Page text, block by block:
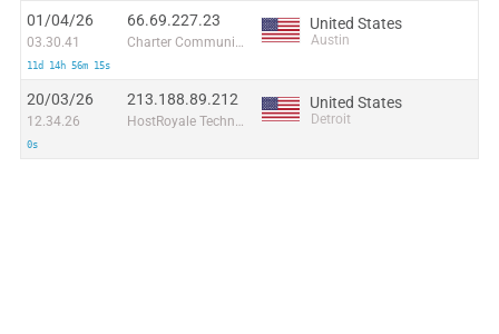
01/04/26
03.30.41
11d 14h 56m 15s
66.69.227.23
Charter Communications Inc
United States
Austin
20/03/26
12.34.26
0s
213.188.89.212
HostRoyale Technologies Pvt Ltd
United States
Detroit